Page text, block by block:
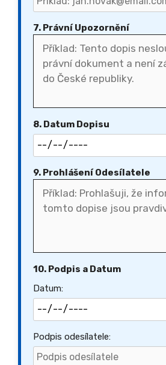
7. Právní Upozornění
8. Datum Dopisu
9. Prohlášení Odesílatele
10. Podpis a Datum
Datum:
Podpis odesílatele: